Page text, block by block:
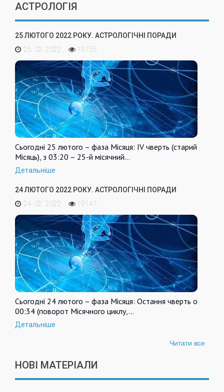
АСТРОЛОГІЯ
25 ЛЮТОГО 2022 РОКУ. АСТРОЛОГІЧНІ ПОРАДИ
25. 02. 2022
19155
Сьогодні 25 лютого – фаза Місяця: IV чверть (старий
Місяць), з 03:20 – 25-й місячний…
Детальніше
24 ЛЮТОГО 2022 РОКУ. АСТРОЛОГІЧНІ ПОРАДИ
24. 02. 2022
19147
Сьогодні 24 лютого – фаза Місяця: Остання чверть о
00:34 (поворот Місячного циклу,…
Детальніше
Читати все
НОВІ МАТЕРІАЛИ